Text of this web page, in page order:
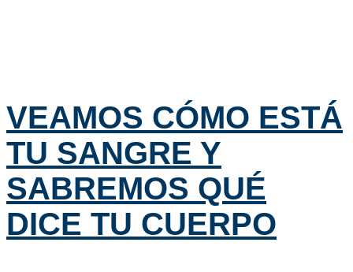
VEAMOS CÓMO ESTÁ
TU SANGRE Y
SABREMOS QUÉ
DICE TU CUERPO